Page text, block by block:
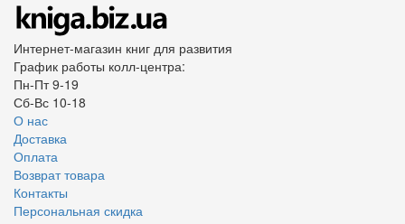
Интернет-магазин книг для развития
График работы колл-центра:
Пн-Пт 9-19
Сб-Вс 10-18
О нас
Доставка
Оплата
Возврат товара
Контакты
Персональная скидка